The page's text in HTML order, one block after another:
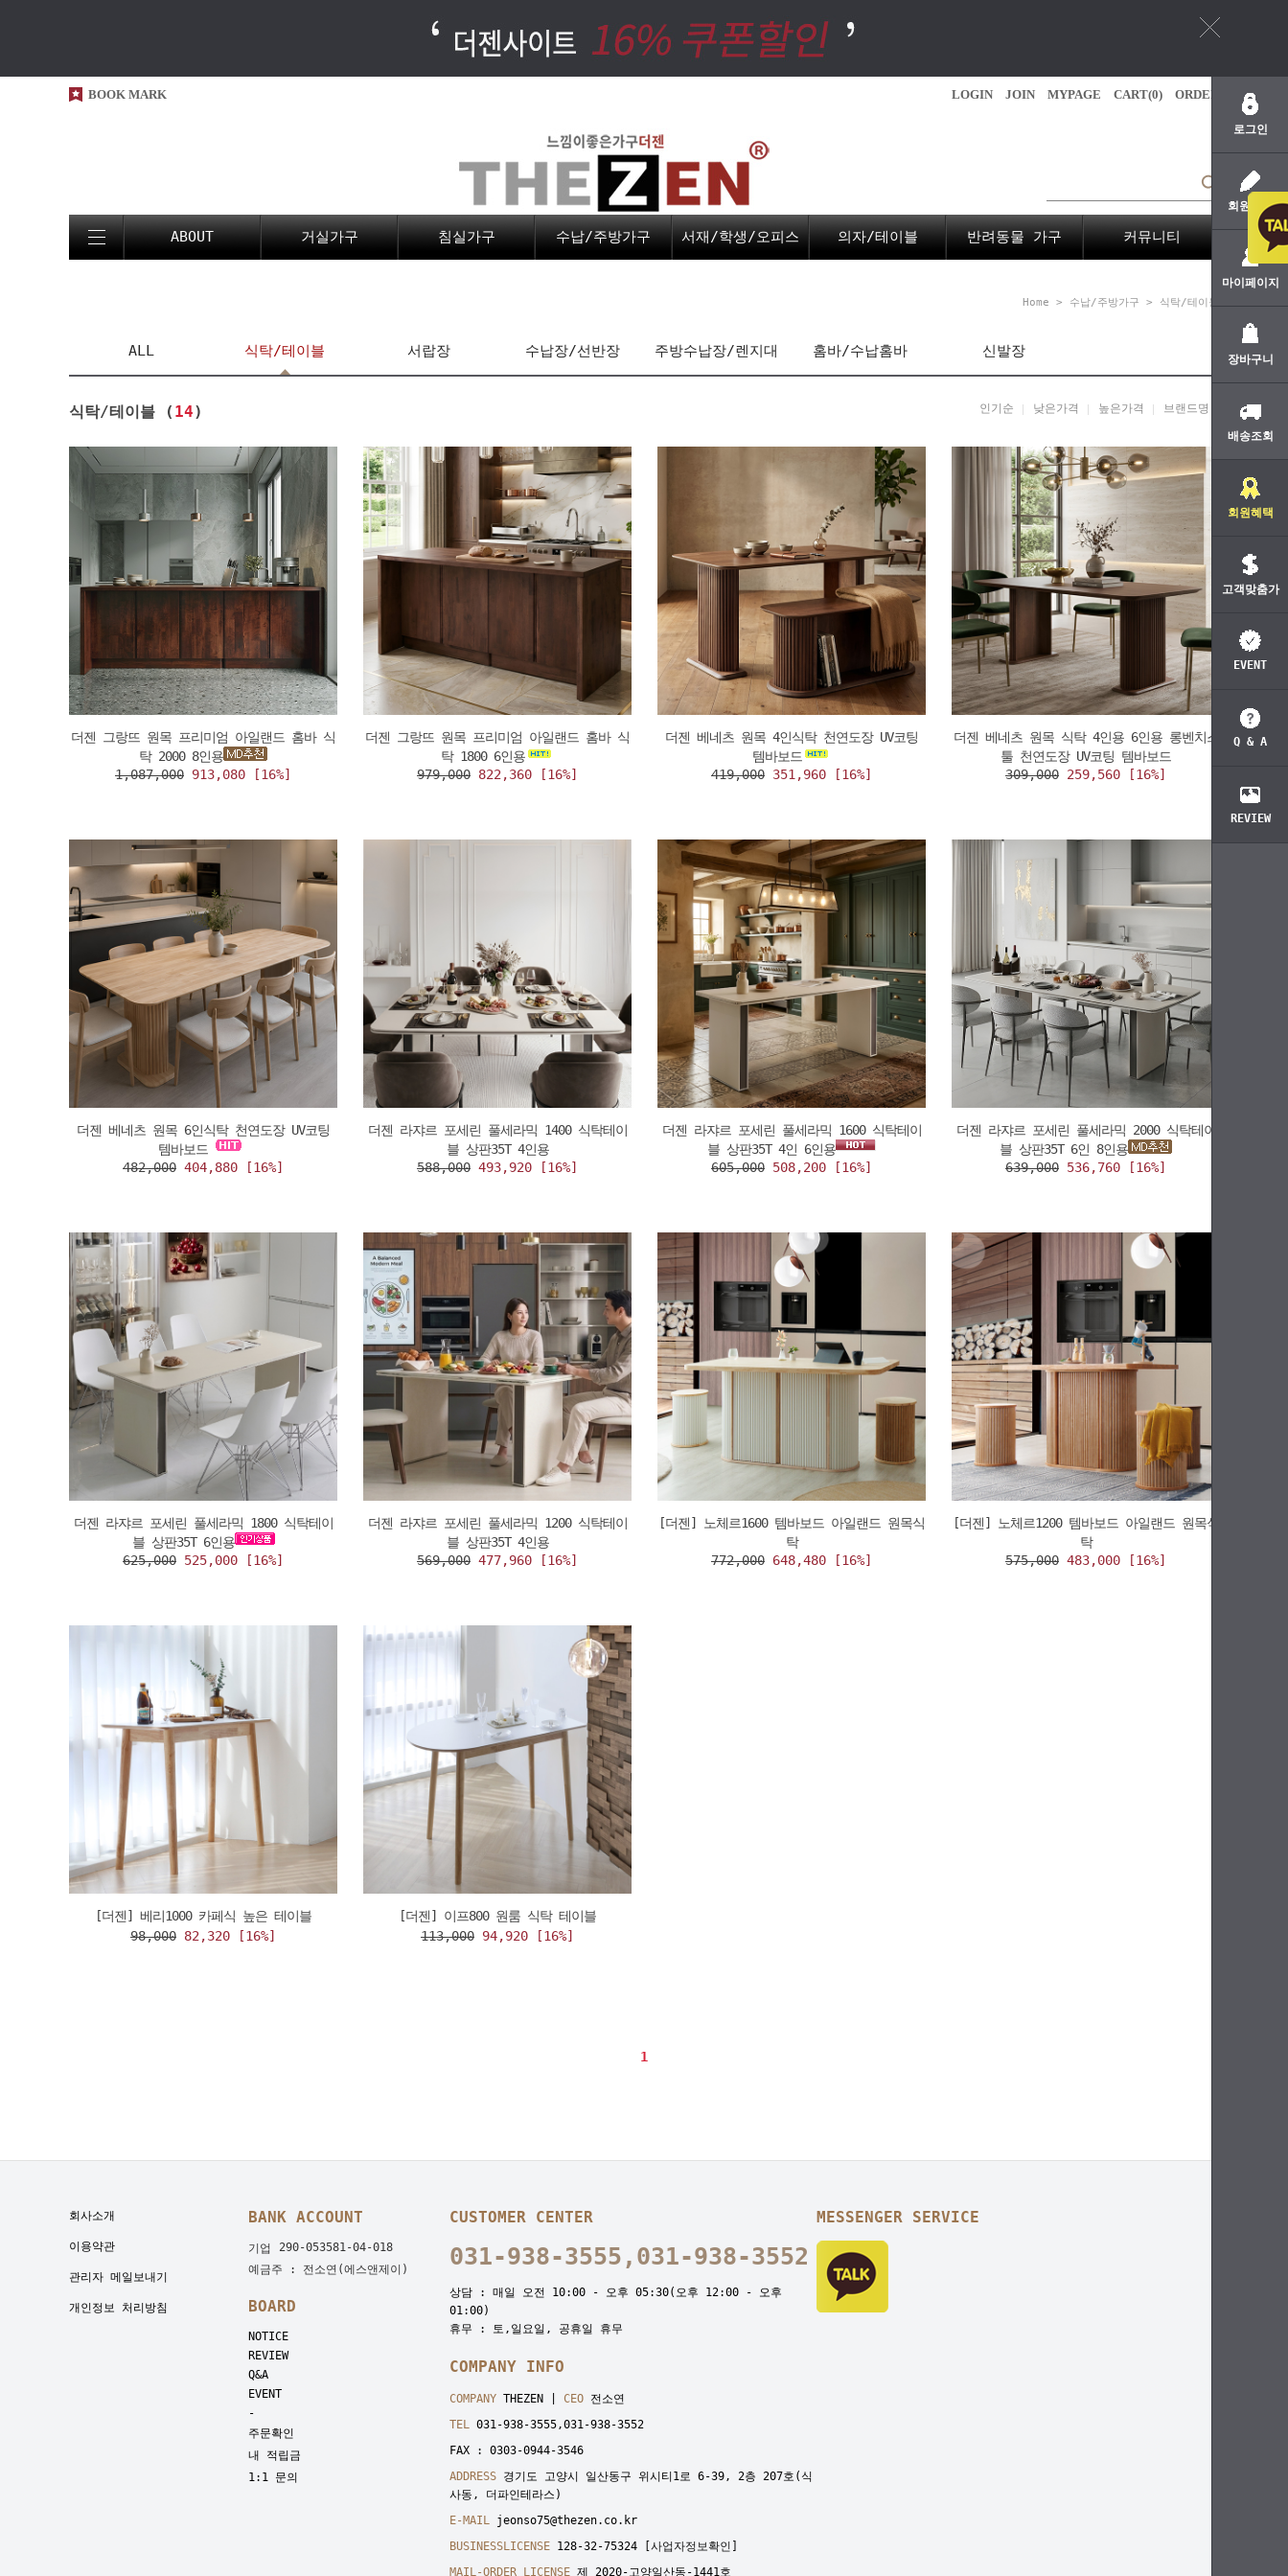
로그인
회원가입
마이페이지
장바구니
배송조회
회원혜택
고객맞춤가
EVENT
Q & A
REVIEW
BOOK MARK LOGIN JOIN MYPAGE CART(0) ORDER
ABOUT 거실가구 침실가구 수납/주방가구 서재/학생/오피스 의자/테이블 반려동물 가구 커뮤니티
Home > 수납/주방가구 > 식탁/테이블
ALL 식탁/테이블 서랍장 수납장/선반장 주방수납장/렌지대 홈바/수납홈바 신발장
식탁/테이블 ( 14) 인기순 낮은가격 높은가격 브랜드명
더젠 그랑뜨 원목 프리미엄 아일랜드 홈바 식
탁 2000 8인용
1,087,000 913,080 [16%]
더젠 그랑뜨 원목 프리미엄 아일랜드 홈바 식
탁 1800 6인용
979,000 822,360 [16%]
더젠 베네츠 원목 4인식탁 천연도장 UV코팅
템바보드
419,000 351,960 [16%]
더젠 베네츠 원목 식탁 4인용 6인용 롱벤치스
툴 천연도장 UV코팅 템바보드
309,000 259,560 [16%]
더젠 베네츠 원목 6인식탁 천연도장 UV코팅
템바보드
482,000 404,880 [16%]
더젠 라쟈르 포세린 풀세라믹 1400 식탁테이
블 상판35T 4인용
588,000 493,920 [16%]
더젠 라쟈르 포세린 풀세라믹 1600 식탁테이
블 상판35T 4인 6인용
605,000 508,200 [16%]
더젠 라쟈르 포세린 풀세라믹 2000 식탁테이
블 상판35T 6인 8인용
639,000 536,760 [16%]
더젠 라쟈르 포세린 풀세라믹 1800 식탁테이
블 상판35T 6인용
625,000 525,000 [16%]
더젠 라쟈르 포세린 풀세라믹 1200 식탁테이
블 상판35T 4인용
569,000 477,960 [16%]
[더젠] 노체르1600 템바보드 아일랜드 원목식
탁
772,000 648,480 [16%]
[더젠] 노체르1200 템바보드 아일랜드 원목식
탁
575,000 483,000 [16%]
[더젠] 베리1000 카페식 높은 테이블
98,000 82,320 [16%]
[더젠] 이프800 원룸 식탁 테이블
113,000 94,920 [16%]
1
회사소개
이용약관
관리자 메일보내기
개인정보 처리방침
BANK ACCOUNT
기업
290-053581-04-018
예금주 : 전소연(에스앤제이)
BOARD
NOTICE
REVIEW
Q&A
EVENT
-
주문확인
내 적립금
1:1 문의
CUSTOMER CENTER
031-938-3555,031-938-3552
상담 : 매일 오전 10:00 - 오후 05:30(오후 12:00 - 오후
01:00)
휴무 : 토,일요일, 공휴일 휴무
COMPANY INFO
COMPANY THEZEN | CEO 전소연
TEL 031-938-3555,031-938-3552
FAX : 0303-0944-3546
ADDRESS 경기도 고양시 일산동구 위시티1로 6-39, 2층 207호(식
사동, 더파인테라스)
E-MAIL jeonso75@thezen.co.kr
BUSINESSLICENSE 128-32-75324
[사업자정보확인]
MAIL-ORDER LICENSE 제 2020-고양일산동-1441호
MESSENGER SERVICE